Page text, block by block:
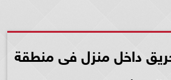
داخل منزل فى منطقة